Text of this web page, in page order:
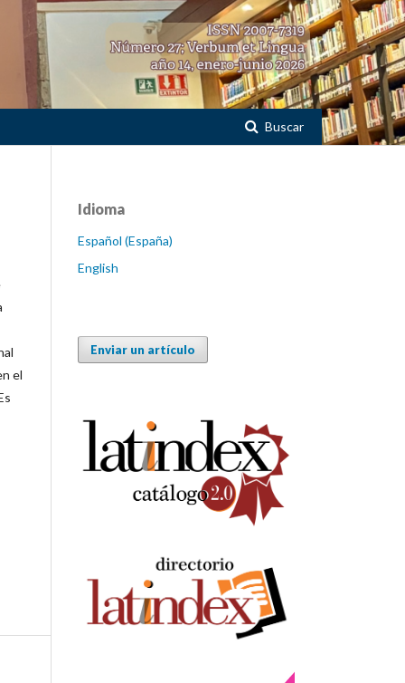
Buscar
el
Idioma
Español (España)
English
Enviar un artículo